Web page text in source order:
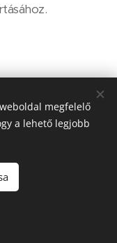
- Minden jog
megfelelő
a lehető legjobb